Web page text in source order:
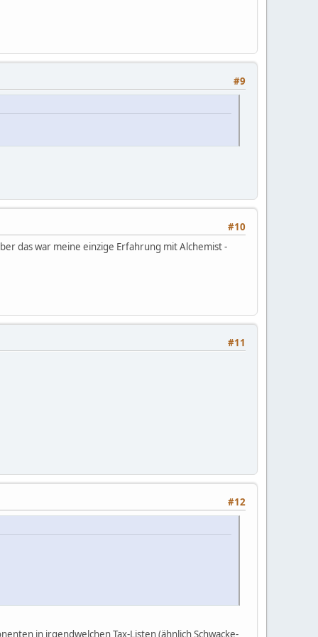
#9
#10
das war meine einzige Erfahrung mit Alchemist -
#11
#12
in irgendwelchen Tax-Listen (ähnlich Schwacke-